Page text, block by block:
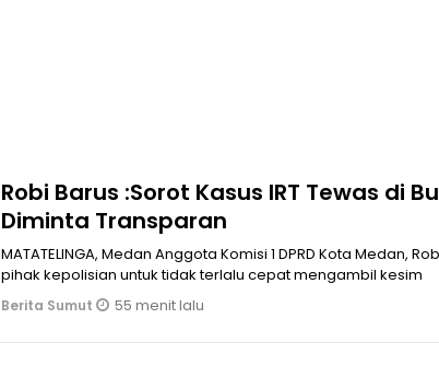
Robi Barus :Sorot Kasus IRT Tewas di
Diminta Transparan
MATATELINGA, Medan Anggota Komisi 1 DPRD Kota Medan,
pihak kepolisian untuk tidak terlalu cepat mengambil kesim
Berita Sumut 55 menit lalu